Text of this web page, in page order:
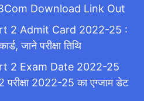
Download Link Out
2 Admit Card 2022-25 :
जाने परीक्षा तिथि
2 Exam Date 2022-25
परीक्षा 2022-25 का एग्जाम डेट